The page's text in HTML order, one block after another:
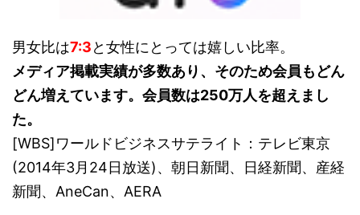
男女比は7:3と女性にとっては嬉しい比率。
メディア掲載実績が多数あり、そのため会員もどん
どん増えています。会員数は250万人を超えまし
た。
[WBS]ワールドビジネスサテライト：テレビ東京
(2014年3月24日放送)、朝日新聞、日経新聞、産経
新聞、AneCan、AERA